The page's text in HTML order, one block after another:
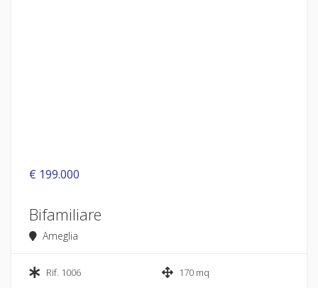
€ 199.000
Bifamiliare
Ameglia
Rif. 1006
170 mq